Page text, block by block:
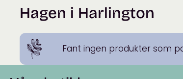
Hagen i Harlington
Fant ingen produkter som